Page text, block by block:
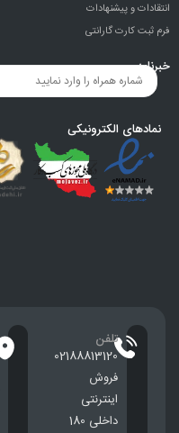
انتقادات و پيشنهادات
فرم ثبت کارت گارانتی
خبرنامه
نمادهای الکترونیکی
تلفن
02188813120
فروش
اینترنتی
داخلی 180